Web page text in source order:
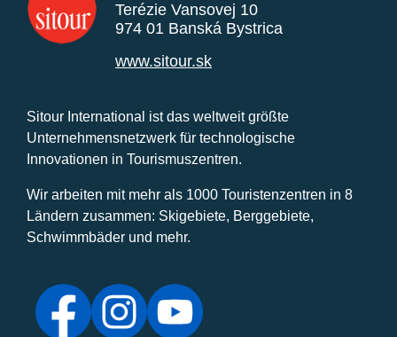
Terézie Vansovej 10
974 01 Banská Bystrica
www.sitour.sk
Sitour International ist das weltweit größte
Unternehmensnetzwerk für technologische
Innovationen in Tourismuszentren.
Wir arbeiten mit mehr als 1000 Touristenzentren in 8
Ländern zusammen: Skigebiete, Berggebiete,
Schwimmbäder und mehr.